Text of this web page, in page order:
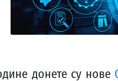
у играчницама
424-01-00225/2022-
донете су нове